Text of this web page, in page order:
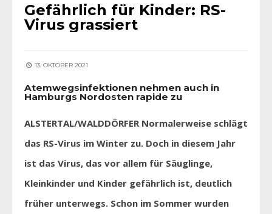
Gefährlich für Kinder: RS-
Virus grassiert
13. OKTOBER 2021
Atemwegsinfektionen nehmen auch in
Hamburgs Nordosten rapide zu
ALSTERTAL/WALDDÖRFER Normalerweise schlägt
das RS-Virus im Winter zu. Doch in diesem Jahr
ist das Virus, das vor allem für Säuglinge,
Kleinkinder und Kinder gefährlich ist, deutlich
früher unterwegs. Schon im Sommer wurden